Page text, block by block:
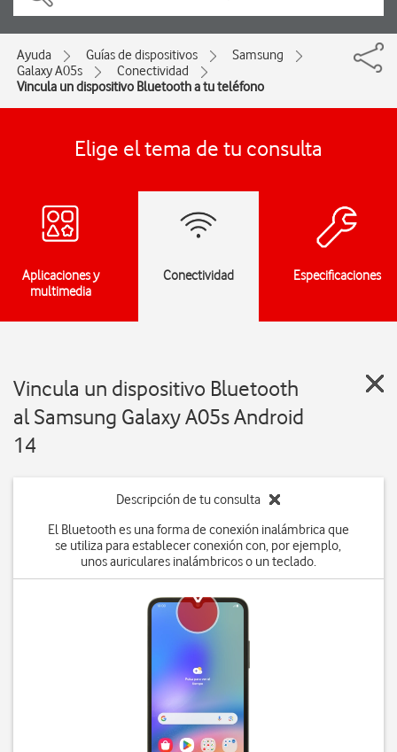
Ayuda Guías de dispositivos
Samsung
Galaxy A05s
Conectividad
Vincula un dispositivo Bluetooth a tu teléfono
Elige el tema de tu consulta
Aplicaciones y
multimedia
Conectividad Especificaciones
Vincula un dispositivo Bluetooth
al Samsung Galaxy A05s Android
14
Descripción de tu consulta
El Bluetooth es una forma de conexión inalámbrica que
se utiliza para establecer conexión con, por ejemplo,
unos auriculares inalámbricos o un teclado.